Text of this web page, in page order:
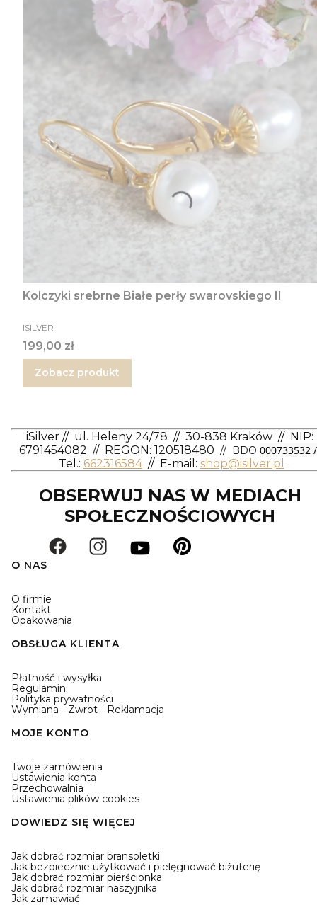
Kolczyki srebrne Białe perły swarovskiego II
PRODUCENT
ISILVER
Cena
199,00 zł
Zobacz produkt
iSilver // ul. Heleny 24/78 // 30-838 Kraków // NIP:
6791454082 // REGON: 120518480 // BDO 000733532
Tel.: 662316584 // E-mail: shop@isilver.pl
OBSERWUJ NAS W MEDIACH
SPOŁECZNOŚCIOWYCH
O NAS
O firmie
Kontakt
Opakowania
OBSŁUGA KLIENTA
Płatność i wysyłka
Regulamin
Polityka prywatności
Wymiana - Zwrot - Reklamacja
MOJE KONTO
Twoje zamówienia
Ustawienia konta
Przechowalnia
Ustawienia plików cookies
DOWIEDZ SIĘ WIĘCEJ
Jak dobrać rozmiar bransoletki
Jak bezpiecznie użytkować i pielęgnować biżuterię
Jak dobrać rozmiar pierścionka
Jak dobrać rozmiar naszyjnika
Jak zamawiać